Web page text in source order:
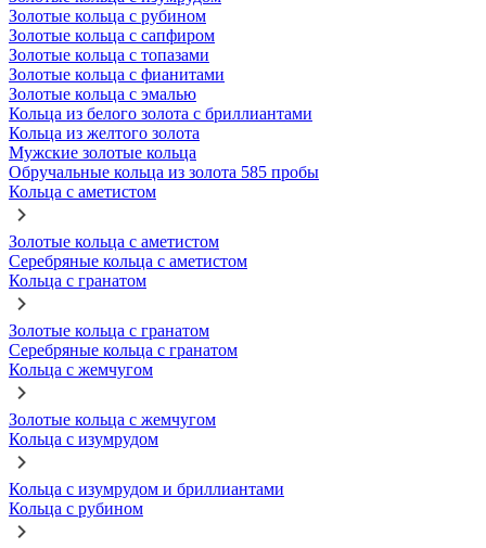
Золотые кольца с рубином
Золотые кольца с сапфиром
Золотые кольца с топазами
Золотые кольца с фианитами
Золотые кольца с эмалью
Кольца из белого золота с бриллиантами
Кольца из желтого золота
Мужские золотые кольца
Обручальные кольца из золота 585 пробы
Кольца с аметистом
Золотые кольца с аметистом
Серебряные кольца с аметистом
Кольца с гранатом
Золотые кольца с гранатом
Серебряные кольца с гранатом
Кольца с жемчугом
Золотые кольца с жемчугом
Кольца с изумрудом
Кольца с изумрудом и бриллиантами
Кольца с рубином